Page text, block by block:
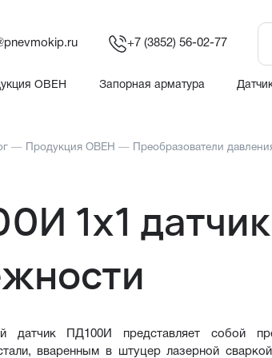
+7 (3852) 56-02-77
ОВЕН Запорная арматура
— Продукция ОВЕН — Преобразователи
1х1
датчик ПД100И представляет собой
вваренным в штуцер лазерной